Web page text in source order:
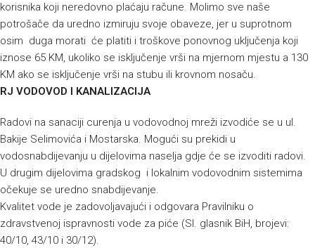
korisnika koji neredovno plaćaju račune. Molimo sve naše
potrošače da uredno izmiruju svoje obaveze, jer u suprotnom
osim duga morati će platiti i troškove ponovnog uključenja koji
iznose 65 KM, ukoliko se isključenje vrši na mjernom mjestu a 130
KM ako se isključenje vrši na stubu ili krovnom nosaču.
RJ VODOVOD I KANALIZACIJA
Radovi na sanaciji curenja u vodovodnoj mreži izvodiće se u ul.
Bakije Selimovića i Mostarska. Mogući su prekidi u
vodosnabdijevanju u dijelovima naselja gdje će se izvoditi radovi.
U drugim dijelovima gradskog i lokalnim vodovodnim sistemima
očekuje se uredno snabdijevanje.
Kvalitet vode je zadovoljavajući i odgovara Pravilniku o
zdravstvenoj ispravnosti vode za piće (Sl. glasnik BiH, brojevi:
40/10, 43/10 i 30/12).